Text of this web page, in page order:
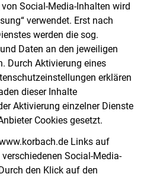
Social-Media-Inhalten wird
verwendet. Erst nach
werden die sog.
Daten an den jeweiligen
Durch Aktivierung eines
erklären
dieser Inhalte
Aktivierung einzelner Dienste
Cookies gesetzt.
Links auf
Social-Media-
den Klick auf den